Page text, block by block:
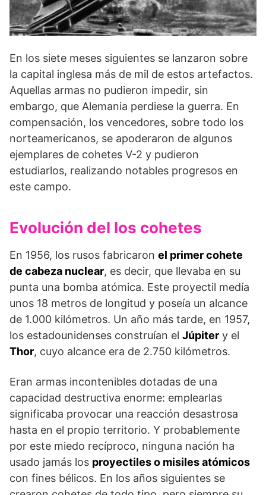
En los siete meses siguientes se lanzaron sobre
la capital inglesa más de mil de estos artefactos.
Aquellas armas no pudieron impedir, sin
embargo, que Alemania perdiese la guerra. En
compensación, los vencedores, sobre todo los
norteamericanos, se apoderaron de algunos
ejemplares de cohetes V-2 y pudieron
estudiarlos, realizando notables progresos en
este campo.
Evolución del los cohetes
En 1956, los rusos fabricaron el primer cohete
de cabeza nuclear, es decir, que llevaba en su
punta una bomba atómica. Este proyectil medía
unos 18 metros de longitud y poseía un alcance
de 1.000 kilómetros. Un año más tarde, en 1957,
los estadounidenses construían el Júpiter y el
Thor, cuyo alcance era de 2.750 kilómetros.
Eran armas incontenibles dotadas de una
capacidad destructiva enorme: emplearlas
significaba provocar una reacción desastrosa
hasta en el propio territorio. Y probablemente
por este miedo recíproco, ninguna nación ha
usado jamás los proyectiles o misiles atómicos
con fines bélicos. En los años siguientes se